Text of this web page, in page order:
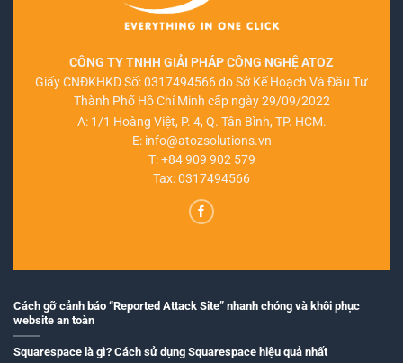
CÔNG TY TNHH GIẢI PHÁP CÔNG NGHỆ ATOZ
Giấy CNĐKHKD Số: 0317494566 do Sở Kế Hoạch Và Đầu Tư
Thành Phố Hồ Chí Minh cấp ngày 29/09/2022
A: 1/1 Hoàng Việt, P. 4, Q. Tân Bình, TP. HCM.
E: info@atozsolutions.vn
T:+84 909 902 579
Tax: 0317494566
Cách gỡ cảnh báo “Reported Attack Site” nhanh chóng và khôi phục
website an toàn
Squarespace là gì? Cách sử dụng Squarespace hiệu quả nhất